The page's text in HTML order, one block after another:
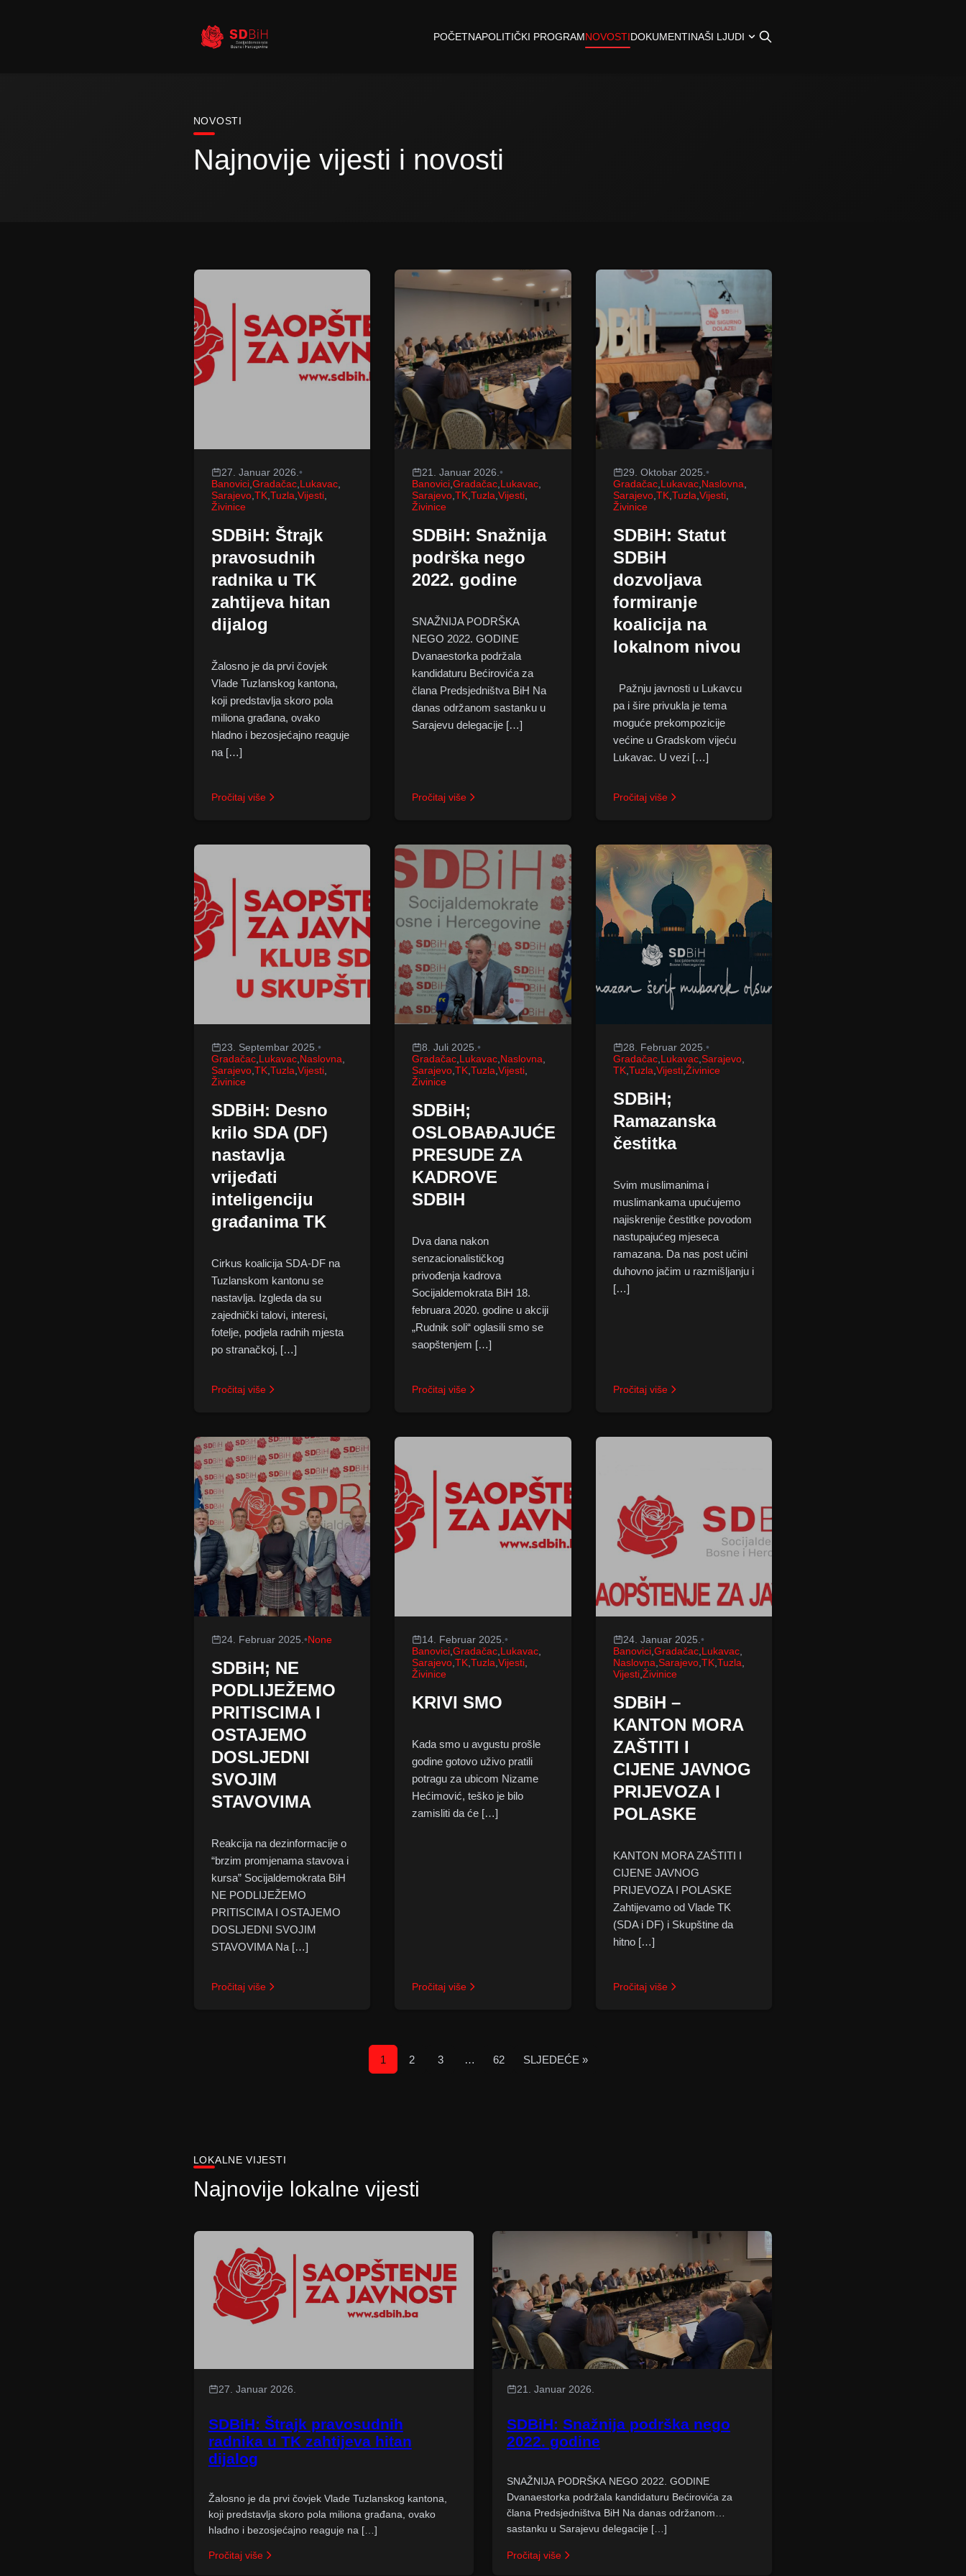
POČETNAPOLITIČKI PROGRAMNOVOSTIDOKUMENTINAŠI LJUDI
NOVOSTI
Najnovije vijesti i novosti
27. Januar 2026. •
Banovici, Gradačac, Lukavac,
Sarajevo, TK, Tuzla Vijesti,
Živinice
SDBiH: Štrajk
pravosudnih
radnika u TK
zahtijeva hitan
dijalog
Žalosno je da prvi čovjek
Vlade Tuzlanskog kantona,
koji predstavlja skoro pola
miliona građana, ovako
hladno i bezosjećajno reaguje
na […]
Pročitaj više
21. Januar 2026.•
Banovici ,Gradačac Lukavac
Sarajevo ,TK ,Tuzla ,Vijesti
Živinice
SDBiH: Snažnija
podrška nego
2022. godine
SNAŽNIJA PODRŠKA
NEGO 2022. GODINE
Dvanaestorka podržala
kandidaturu Bećirovića za
člana Predsjedništva BiH Na
danas održanom sastanku u
Sarajevu delegacije […]
Pročitaj više
29. Oktobar 2025. •
Gradačac, Lukavac, Naslovna
Sarajevo, TK, Tuzla Vijesti,
Živinice
SDBiH: Statut
SDBiH
dozvoljava
formiranje
koalicija na
lokalnom nivou
Pažnju javnosti u Lukavcu
pa i šire privukla je tema
moguće prekompozicije
većine u Gradskom vijeću
Lukavac. U vezi […]
Pročitaj više
23. Septembar 2025. •
Gradačac, Lukavac, Naslovna
Sarajevo, TK, Tuzla Vijesti,
Živinice
SDBiH: Desno
krilo SDA (DF)
nastavlja
vrijeđati
inteligenciju
građanima TK
Cirkus koalicija SDA-DF na
Tuzlanskom kantonu se
nastavlja. Izgleda da su
zajednički talovi, interesi,
fotelje, podjela radnih mjesta
po stranačkoj, […]
Pročitaj više
8. Juli 2025.•
Gradačac Lukavac Naslovna
Sarajevo ,TK ,Tuzla ,Vijesti
Živinice
SDBiH;
OSLOBAĐAJUĆE
PRESUDE ZA
KADROVE
SDBIH
Dva dana nakon
senzacionalističkog
privođenja kadrova
Socijaldemokrata BiH 18.
februara 2020. godine u akciji
„Rudnik soli“ oglasili smo se
saopštenjem […]
Pročitaj više
28. Februar 2025. •
Gradačac, Lukavac, Sarajevo,
TK, Tuzla Vijesti, Živinice
SDBiH;
Ramazanska
čestitka
Svim muslimanima i
muslimankama upućujemo
najiskrenije čestitke povodom
nastupajućeg mjeseca
ramazana. Da nas post učini
duhovno jačim u razmišljanju i
[…]
Pročitaj više
24. Februar 2025. •None
SDBiH; NE
PODLIJEŽEMO
PRITISCIMA I
OSTAJEMO
DOSLJEDNI
SVOJIM
STAVOVIMA
Reakcija na dezinformacije o
“brzim promjenama stavova i
kursa” Socijaldemokrata BiH
NE PODLIJEŽEMO
PRITISCIMA I OSTAJEMO
DOSLJEDNI SVOJIM
STAVOVIMA Na […]
Pročitaj više
14. Februar 2025.•
Banovici ,Gradačac Lukavac
Sarajevo ,TK ,Tuzla ,Vijesti
Živinice
KRIVI SMO
Kada smo u avgustu prošle
godine gotovo uživo pratili
potragu za ubicom Nizame
Hećimović, teško je bilo
zamisliti da će […]
Pročitaj više
24. Januar 2025. •
Banovici, Gradačac, Lukavac,
Naslovna Sarajevo, TK, Tuzla
Vijesti, Živinice
SDBiH –
KANTON MORA
ZAŠTITI I
CIJENE JAVNOG
PRIJEVOZA I
POLASKE
KANTON MORA ZAŠTITI I
CIJENE JAVNOG
PRIJEVOZA I POLASKE
Zahtijevamo od Vlade TK
(SDA i DF) i Skupštine da
hitno […]
Pročitaj više
Posts
STRANICA
1 STRANICA
2 STRANICA
3 … STRANICA
62 SLJEDEĆE »
LOKALNE VIJESTI
Najnovije lokalne vijesti
27. Januar 2026.
SDBiH: Štrajk pravosudnih
radnika u TK zahtijeva hitan
dijalog
Žalosno je da prvi čovjek Vlade Tuzlanskog kantona,
koji predstavlja skoro pola miliona građana, ovako
hladno i bezosjećajno reaguje na […]
Pročitaj više
21. Januar 2026.
SDBiH: Snažnija podrška nego
2022. godine
SNAŽNIJA PODRŠKA NEGO 2022. GODINE
Dvanaestorka podržala kandidaturu Bećirovića za
člana Predsjedništva BiH Na danas održanom
sastanku u Sarajevu delegacije […]
Pročitaj više